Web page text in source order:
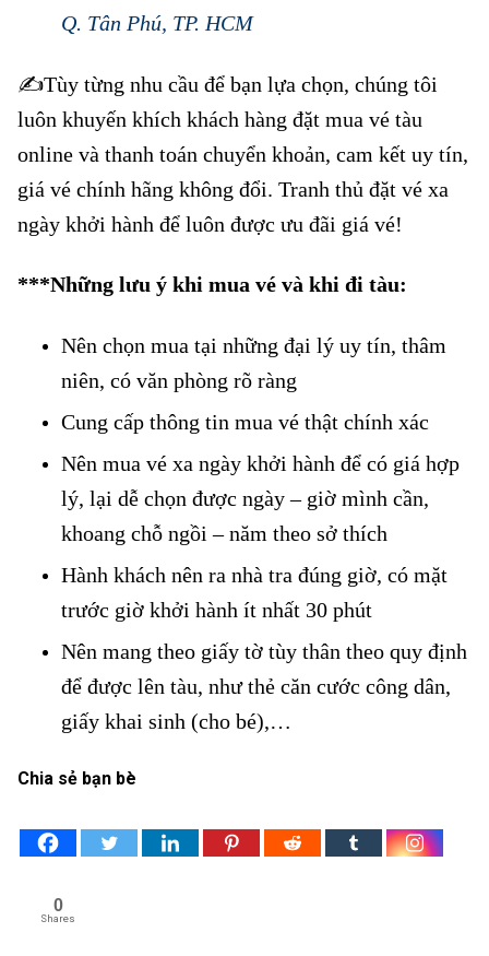
Q. Tân Phú, TP. HCM
✍️Tùy từng nhu cầu để bạn lựa chọn, chúng tôi
luôn khuyến khích khách hàng đặt mua vé tàu
online và thanh toán chuyển khoản, cam kết uy tín,
giá vé chính hãng không đổi. Tranh thủ đặt vé xa
ngày khởi hành để luôn được ưu đãi giá vé!
***Những lưu ý khi mua vé và khi đi tàu:
Nên chọn mua tại những đại lý uy tín, thâm
niên, có văn phòng rõ ràng
Cung cấp thông tin mua vé thật chính xác
Nên mua vé xa ngày khởi hành để có giá hợp
lý, lại dễ chọn được ngày – giờ mình cần,
khoang chỗ ngồi – năm theo sở thích
Hành khách nên ra nhà tra đúng giờ, có mặt
trước giờ khởi hành ít nhất 30 phút
Nên mang theo giấy tờ tùy thân theo quy định
để được lên tàu, như thẻ căn cước công dân,
giấy khai sinh (cho bé),…
Chia sẻ bạn bè
0
Shares